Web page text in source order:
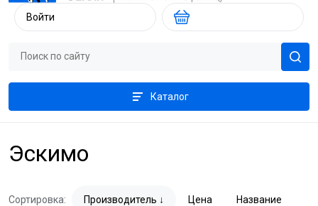
Войти
Каталог
Эскимо
Сортировка: Производитель Цена Название